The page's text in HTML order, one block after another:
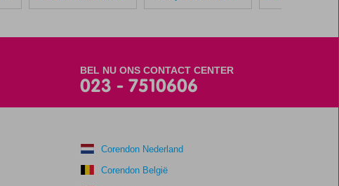
BEL NU ONS CONTACT CENTER
023 - 7510606
Corendon Nederland
Corendon België